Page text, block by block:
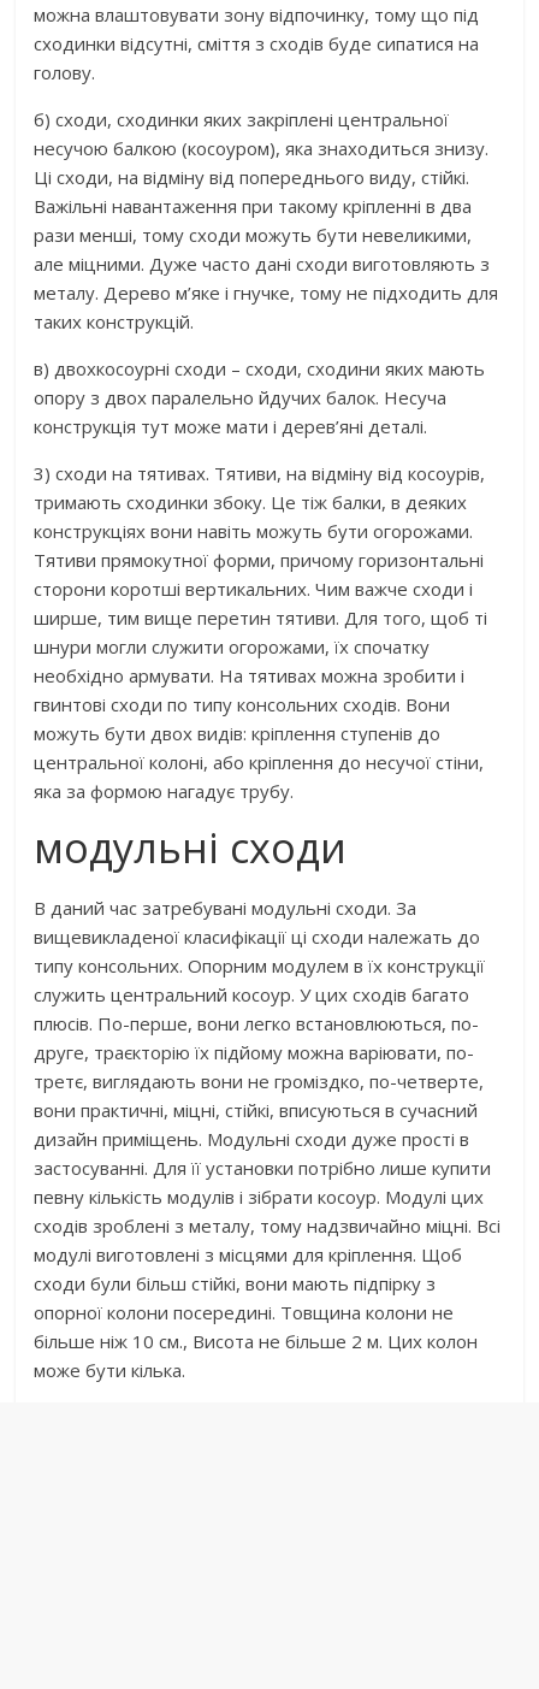
можна влаштовувати зону відпочинку, тому що під
сходинки відсутні, сміття з сходів буде сипатися на
голову.
б) сходи, сходинки яких закріплені центральної
несучою балкою (косоуром), яка знаходиться знизу.
Ці сходи, на відміну від попереднього виду, стійкі.
Важільні навантаження при такому кріпленні в два
рази менші, тому сходи можуть бути невеликими,
але міцними. Дуже часто дані сходи виготовляють з
металу. Дерево м’яке і гнучке, тому не підходить для
таких конструкцій.
в) двохкосоурні сходи – сходи, сходини яких мають
опору з двох паралельно йдучих балок. Несуча
конструкція тут може мати і дерев’яні деталі.
3) сходи на тятивах. Тятиви, на відміну від косоурів,
тримають сходинки збоку. Це тіж балки, в деяких
конструкціях вони навіть можуть бути огорожами.
Тятиви прямокутної форми, причому горизонтальні
сторони коротші вертикальних. Чим важче сходи і
ширше, тим вище перетин тятиви. Для того, щоб ті
шнури могли служити огорожами, їх спочатку
необхідно армувати. На тятивах можна зробити і
гвинтові сходи по типу консольних сходів. Вони
можуть бути двох видів: кріплення ступенів до
центральної колоні, або кріплення до несучої стіни,
яка за формою нагадує трубу.
модульні сходи
В даний час затребувані модульні сходи. За
вищевикладеної класифікації ці сходи належать до
типу консольних. Опорним модулем в їх конструкції
служить центральний косоур. У цих сходів багато
плюсів. По-перше, вони легко встановлюються, по-
друге, траєкторію їх підйому можна варіювати, по-
третє, виглядають вони не громіздко, по-четверте,
вони практичні, міцні, стійкі, вписуються в сучасний
дизайн приміщень. Модульні сходи дуже прості в
застосуванні. Для її установки потрібно лише купити
певну кількість модулів і зібрати косоур. Модулі цих
сходів зроблені з металу, тому надзвичайно міцні. Всі
модулі виготовлені з місцями для кріплення. Щоб
сходи були більш стійкі, вони мають підпірку з
опорної колони посередині. Товщина колони не
більше ніж 10 см., Висота не більше 2 м. Цих колон
може бути кілька.